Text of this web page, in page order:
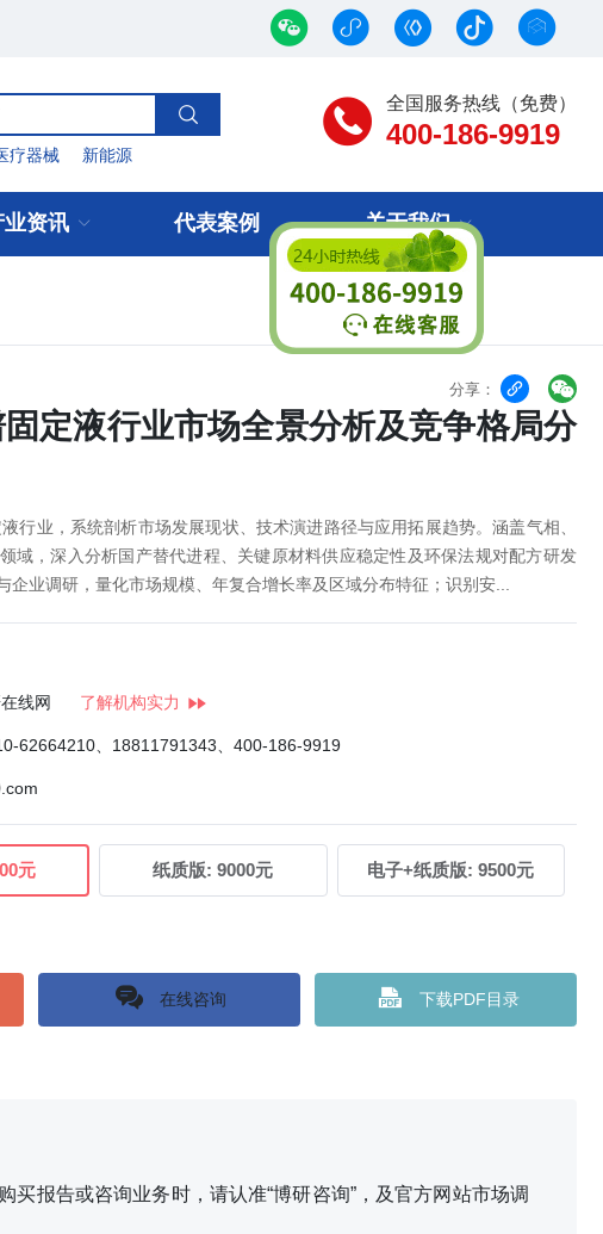
全国服务热线（免费）
400-186-9919
疗器械 新能源
业资讯 代表案例 关于我们
分享：  
定液行业市场全景分析及竞争格局分
行业，系统剖析市场发展现状、技术演进路径与应用拓展趋势。涵盖气相、
域，深入分析国产替代进程、关键原材料供应稳定性及环保法规对配方研发
企业调研，量化市场规模、年复合增长率及区域分布特征；识别安...
线网 了解机构实力
62664210、18811791343、400-186-9919
元 纸质版: 9000元 电子+纸质版: 9500元
在线咨询 下载PDF目录
报告或咨询业务时，请认准“博研咨询”，及官方网站市场调